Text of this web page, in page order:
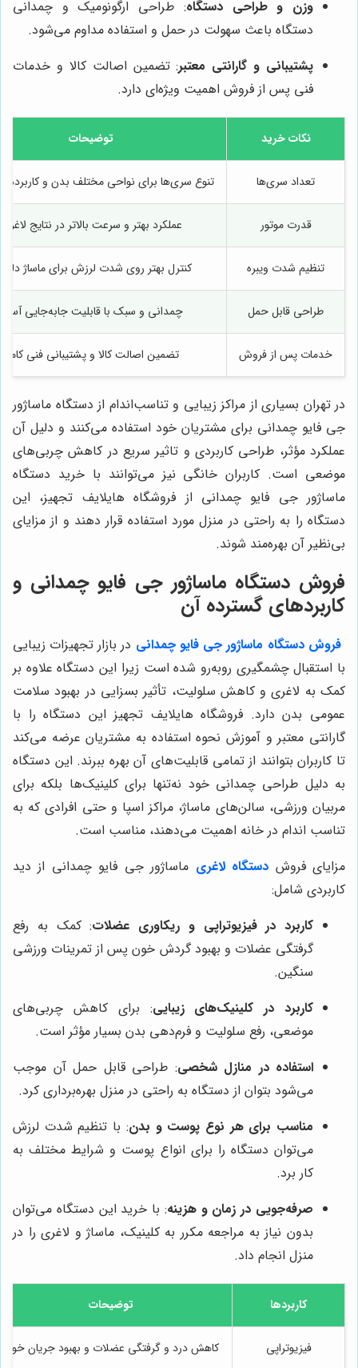
وزن و طراحی دستگاه: طراحی ارگونومیک و چمدانی
دستگاه باعث سهولت در حمل و استفاده مداوم می‌شود.
پشتیبانی و گارانتی معتبر: تضمین اصالت کالا و خدمات
فنی پس از فروش اهمیت ویژه‌ای دارد.
نکات خرید توضیحات
تعداد سری‌ها تنوع سری‌ها برای نواحی مختلف بدن و
قدرت موتور عملکرد بهتر و سرعت بالاتر در نتایج لاغری
تنظیم شدت ویبره کنترل بهتر روی شدت لرزش برای ماساژ
طراحی قابل حمل چمدانی و سبک با قابلیت جابه‌جایی آسان
خدمات پس از فروش تضمین اصالت کالا و پشتیبانی فنی کامل
در تهران بسیاری از مراکز زیبایی و تناسب‌اندام از دستگاه ماساژور
جی فایو چمدانی برای مشتریان خود استفاده می‌کنند و دلیل آن
عملکرد مؤثر، طراحی کاربردی و تاثیر سریع در کاهش چربی‌های
موضعی است. کاربران خانگی نیز می‌توانند با خرید دستگاه
ماساژور جی فایو چمدانی از فروشگاه هایلایف تجهیز، این
دستگاه را به راحتی در منزل مورد استفاده قرار دهند و از مزایای
بی‌نظیر آن بهره‌مند شوند.
فروش دستگاه ماساژور جی فایو چمدانی و
کاربردهای گسترده آن
فروشدستگاه ماساژور جی فایو چمدانی در بازار تجهیزات زیبایی
با استقبال چشمگیری روبه‌رو شده است زیرا این دستگاه علاوه بر
کمک به لاغری و کاهش سلولیت، تأثیر بسزایی در بهبود سلامت
عمومی بدن دارد. فروشگاه هایلایف تجهیز این دستگاه را با
گارانتی معتبر و آموزش نحوه استفاده به مشتریان عرضه می‌کند
تا کاربران بتوانند از تمامی قابلیت‌های آن بهره ببرند. این دستگاه
به دلیل طراحی چمدانی خود نه‌تنها برای کلینیک‌ها بلکه برای
مربیان ورزشی، سالن‌های ماساژ، مراکز اسپا و حتی افرادی که به
تناسب اندام در خانه اهمیت می‌دهند، مناسب است.
مزایای فروش دستگاه لاغری ماساژور جی فایو چمدانی از دید
کاربردی شامل:
کاربرد در فیزیوتراپی و ریکاوری عضلات: کمک به رفع
گرفتگی عضلات و بهبود گردش خون پس از تمرینات ورزشی
سنگین.
کاربرد در کلینیک‌های زیبایی: برای کاهش چربی‌های
موضعی، رفع سلولیت و فرم‌دهی بدن بسیار مؤثر است.
استفاده در منازل شخصی: طراحی قابل حمل آن موجب
می‌شود بتوان از دستگاه به راحتی در منزل بهره‌برداری کرد.
مناسب برای هر نوع پوست و بدن: با تنظیم شدت لرزش
می‌توان دستگاه را برای انواع پوست و شرایط مختلف به
کار برد.
صرفه‌جویی در زمان و هزینه: با خرید این دستگاه می‌توان
بدون نیاز به مراجعه مکرر به کلینیک، ماساژ و لاغری را در
منزل انجام داد.
کاربردها توضیحات
فیزیوتراپی کاهش درد و گرفتگی عضلات و بهبود جریان خون